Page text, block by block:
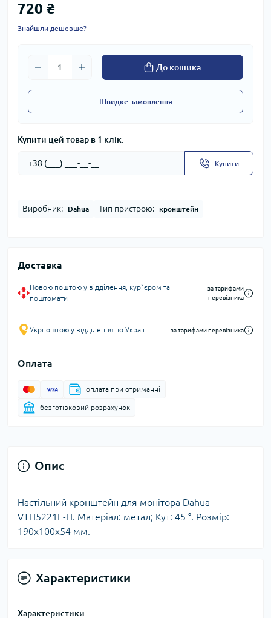
720 ₴
Знайшли дешевше?
До кошика
Швидке замовлення
Купити цей товар в 1 клік:
Купити
Виробник: Dahua Тип пристрою: кронштейн
Доставка
Новою поштою у відділення, кур`єром та
поштомати
за тарифами
перевізника
Укрпоштою у відділення по Україні за тарифами перевізника
Оплата
оплата при отриманні
безготівковий розрахунок
Опис
Настільний кронштейн для монітора Dahua
VTH5221E-H. Матеріал: метал; Кут: 45 °. Розмір:
190х100х54 мм.
Характеристики
Характеристики